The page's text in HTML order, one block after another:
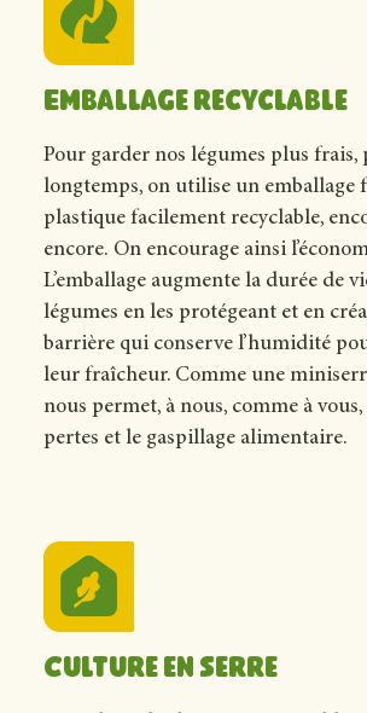
Emballage recyclable
Pour garder nos légumes plus frais,
longtemps, on utilise un emballage
plastique facilement recyclable,
encore. On encourage ainsi
L’emballage augmente la durée de
légumes en les protégeant et en
barrière qui conserve l’humidité
leur fraîcheur. Comme une
nous permet, à nous, comme à
pertes et le gaspillage alimentaire.
Culture en serre